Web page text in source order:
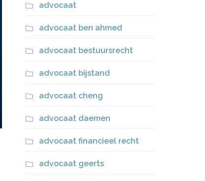
advocaat
advocaat ben ahmed
advocaat bestuursrecht
advocaat bijstand
advocaat cheng
advocaat daemen
advocaat financieel recht
advocaat geerts